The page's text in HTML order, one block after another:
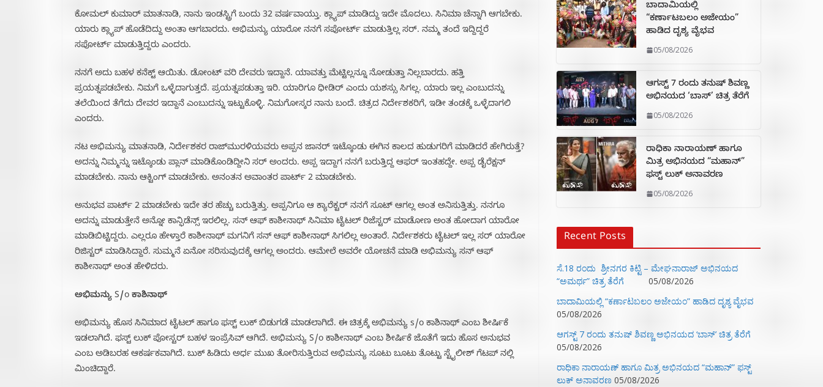
ಕೋಮಲ್ ಕುಮಾರ್ ಮಾತನಾಡಿ, ನಾನು ಇಂಡಸ್ಟ್ರಿಗೆ ಬಂದು 32 ವರ್ಷವಾಯ್ತು. ಕ್ಲ್ಯಾಪ್ ಮಾಡಿದ್ದು ಇದೇ ಮೊದಲು. ಸಿನಿಮಾ ಚೆನ್ನಾಗಿ ಆಗಬೇಕು.
ಯಾರು ಕ್ಲ್ಯಾಪ್ ಹೊಡೆದಿದ್ದು ಅಂತಾ ಆಗಬಾರದು. ಅಭಿಮನ್ಯು ಯಾರೋ ನನಗೆ ಸಪೋರ್ಟ್ ಮಾಡುತ್ತಿಲ್ಲ ಸರ್. ನಮ್ಮ ತಂದೆ ಇದ್ದಿದ್ದರೆ
ಸಪೋರ್ಟ್ ಮಾಡುತ್ತಿದ್ದರು ಎಂದರು.
ನನಗೆ ಅದು ಬಹಳ ಕನೆಕ್ಟ್ ಆಯಿತು. ಡೋಂಟ್ ವರಿ ದೇವರು ಇದ್ದಾನೆ. ಯಾವತ್ತು ಮೆಟ್ಟಿಲ್ಲನ್ನೂ ನೋಡುತ್ತಾ ನಿಲ್ಲಬಾರದು. ಹತ್ತಿ
ಪ್ರಯತ್ನಪಡಬೇಕು. ನಿಮಗೆ ಒಳ್ಳೆದಾಗುತ್ತದೆ. ಪ್ರಯತ್ನಪಡುತ್ತಾ ಇರಿ. ಯಾರಿಗೂ ಧೀಡಿರ್ ಎಂದು ಯಶಸ್ಸು ಸಿಗಲ್ಲ. ಯಾರು ಇಲ್ಲ ಎಂಬುದನ್ನು
ತಲೆಯಿಂದ ತೆಗೆದು ದೇವರ ಇದ್ದಾನೆ ಎಂಬುದನ್ನು ಇಟ್ಟುಕೊಳ್ಳಿ. ನಿಮಗೋಸ್ಕರ‌ ನಾನು ಬಂದೆ. ಚಿತ್ರದ ನಿರ್ದೇಶಕರಿಗೆ, ಇಡೀ ತಂಡಕ್ಕೆ ಒಳ್ಳೆದಾಗಲಿ
ಎಂದರು.
ನಟ ಅಭಿಮನ್ಯು ಮಾತನಾಡಿ, ನಿರ್ದೇಶಕರ ರಾಜ್‌ಮುರಳಿಯವರು ಅಪ್ಪನ ಜಾನರ್ ಇಟ್ಕೊಂಡು ಈಗಿನ ಕಾಲದ ಹುಡುಗರಿಗೆ ಮಾಡಿದರೆ ಹೇಗಿರುತ್ತೆ?
ಅದನ್ನು ನಿಮ್ಮನ್ನು ಇಟ್ಕೊಂಡು ಪ್ಲಾನ್ ಮಾಡಿಕೊಂಡಿದ್ದೀನಿ ಸರ್ ಅಂದರು. ಅಪ್ಪ ಇದ್ದಾಗ ನನಗೆ ಬರುತ್ತಿದ್ದ ಆಫರ್ ಇಂತಹದ್ದೇ. ಅಪ್ಪ ಡೈರೆಕ್ಷನ್
ಮಾಡಬೇಕು. ನಾನು ಆಕ್ಟಿಂಗ್ ಮಾಡಬೇಕು. ಅನಂತನ ಅವಾಂತರ ಪಾರ್ಟ್ 2 ಮಾಡಬೇಕು.
ಅನುಭವ ಪಾರ್ಟ್‌ 2 ಮಾಡಬೇಕು ಇದೇ ತರ ಹೆಚ್ಚು ಬರುತ್ತಿತ್ತು. ಅಪ್ಪನಿಗೂ ಆ ಕ್ಯಾರೆಕ್ಟರ್ ನನಗೆ ಸೂಟ್ ಆಗಲ್ಲ ಅಂತ ಅನಿಸುತ್ತಿತ್ತು. ನನಗೂ
ಅದನ್ನು ಮಾಡುತ್ತೇನೆ ಅನ್ನೋ ಕಾನ್ಫಿಡೆನ್ಸ್ ಇರಲಿಲ್ಲ. ಸನ್ ಆಫ್ ಕಾಶೀನಾಥ್ ಸಿನಿಮಾ ಟೈಟಲ್ ರಿಜೆಸ್ಟರ್ ಮಾಡೋಣ ಅಂತ ಹೋದಾಗ ಯಾರೋ
ಮಾಡಿಬಿಟ್ಟಿದ್ದರು. ಎಲ್ಲರೂ ಹೇಳ್ತಾರೆ ಕಾಶೀನಾಥ್ ಮಗನಿಗೆ ಸನ್ ಆಫ್‌ ಕಾಶೀನಾಥ್ ಸಿಗಲಿಲ್ಲ ಅಂತಾರೆ. ನಿರ್ದೇಶಕರು ಟೈಟಲ್ ಇಲ್ಲ ಸರ್ ಯಾರೋ
ರಿಜಿಸ್ಟರ್ ಮಾಡಿಸಿದ್ದಾರೆ. ಸುಮ್ಮನೆ ಏನೋ ಸರಿಸುವುದಕ್ಕೆ ಆಗಲ್ಲ ಅಂದರು. ಆಮೇಲೆ ಅವರೇ ಯೋಚನೆ ಮಾಡಿ ಅಭಿಮನ್ಯು ಸನ್ ಆಫ್
ಕಾಶೀನಾಥ್ ಅಂತ ಹೇಳಿದರು.
ಅಭಿಮನ್ಯು S/o ಕಾಶಿನಾಥ್
ಅಭಿಮನ್ಯು ಹೊಸ ಸಿನಿಮಾದ ಟೈಟಲ್ ಹಾಗೂ ಫಸ್ಟ್ ಲುಕ್ ಬಿಡುಗಡೆ ಮಾಡಲಾಗಿದೆ. ಈ ಚಿತ್ರಕ್ಕೆ ಅಭಿಮನ್ಯು s/o ಕಾಶಿನಾಥ್ ಎಂಬ ಶೀರ್ಷಿಕೆ
ಇಡಲಾಗಿದೆ. ಫಸ್ಟ್ ಲುಕ್ ಪೋಸ್ಟರ್ ಬಹಳ ಇಂಪ್ರೆಸಿವ್ ಆಗಿದೆ. ಅಭಿಮನ್ಯು S/o ಕಾಶೀನಾಥ್ ಎಂಬ ಶೀರ್ಷಿಕೆ ಜೊತೆಗೆ ಇದು ಹೊಸ ಅನುಭವ
ಎಂಬ ಅಡಿಬರಹ ಆಕರ್ಷಕವಾಗಿದೆ. ಬುಕ್ ಹಿಡಿದು ಅರ್ಧ ಮುಖ ತೋರಿಸುತ್ತಿರುವ ಅಭಿಮನ್ಯು ಸೂಟು ಬೂಟು ತೊಟ್ಟು ಸ್ಟೈಲೀಶ್ ಗೆಟಪ್ ನಲ್ಲಿ
ಮಿಂಚಿದ್ದಾರೆ.
ಬಾದಾಮಿಯಲ್ಲಿ
“ಕರ್ಣಾಟಬಲಂ ಅಜೇಯಂ”
ಹಾಡಿದ ದೃಶ್ಯ ವೈಭವ
05/08/2026
ಆಗಸ್ಟ್ 7 ರಂದು ತನುಷ್ ಶಿವಣ್ಣ
ಅಭಿನಯದ ‘ಬಾಸ್’ ಚಿತ್ರ ತೆರೆಗೆ
05/08/2026
ರಾಧಿಕಾ ನಾರಾಯಣ್ ಹಾಗೂ
ಮಿತ್ರ ಅಭಿನಯದ “ಮಹಾನ್”
ಫಸ್ಟ್ ಲುಕ್ ಅನಾವರಣ
05/08/2026
Recent Posts
ಸೆ.18 ರಂದು ಶ್ರೀನಗರ ಕಿಟ್ಟಿ – ಮೇಘನಾರಾಜ್ ಅಭಿನಯದ
“ಅಮರ್ಥ” ಚಿತ್ರ ತೆರೆಗೆ
05/08/2026
ಬಾದಾಮಿಯಲ್ಲಿ “ಕರ್ಣಾಟಬಲಂ ಅಜೇಯಂ” ಹಾಡಿದ ದೃಶ್ಯ ವೈಭವ
05/08/2026
ಆಗಸ್ಟ್ 7 ರಂದು ತನುಷ್ ಶಿವಣ್ಣ ಅಭಿನಯದ ‘ಬಾಸ್’ ಚಿತ್ರ ತೆರೆಗೆ
05/08/2026
ರಾಧಿಕಾ ನಾರಾಯಣ್ ಹಾಗೂ ಮಿತ್ರ ಅಭಿನಯದ “ಮಹಾನ್” ಫಸ್ಟ್
ಲುಕ್ ಅನಾವರಣ 05/08/2026